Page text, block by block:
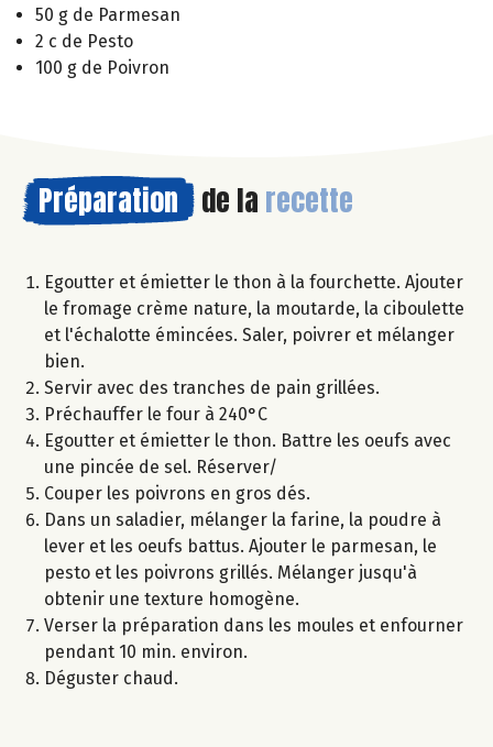
50 g de Parmesan
2 c de Pesto
100 g de Poivron
Préparation de la recette
Egoutter et émietter le thon à la fourchette. Ajouter
le fromage crème nature, la moutarde, la ciboulette
et l'échalotte émincées. Saler, poivrer et mélanger
bien.
Servir avec des tranches de pain grillées.
Préchauffer le four à 240°C
Egoutter et émietter le thon. Battre les oeufs avec
une pincée de sel. Réserver/
Couper les poivrons en gros dés.
Dans un saladier, mélanger la farine, la poudre à
lever et les oeufs battus. Ajouter le parmesan, le
pesto et les poivrons grillés. Mélanger jusqu'à
obtenir une texture homogène.
Verser la préparation dans les moules et enfourner
pendant 10 min. environ.
Déguster chaud.